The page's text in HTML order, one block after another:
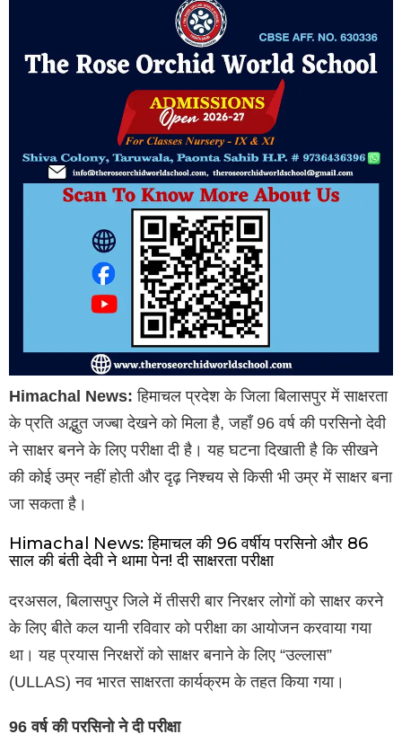
Himachal News: हिमाचल प्रदेश के जिला बिलासपुर में साक्षरता
के प्रति अद्भुत जज्बा देखने को मिला है, जहाँ 96 वर्ष की परसिनो देवी
ने साक्षर बनने के लिए परीक्षा दी है। यह घटना दिखाती है कि सीखने
की कोई उम्र नहीं होती और दृढ़ निश्चय से किसी भी उम्र में साक्षर बना
जा सकता है।
Himachal News: हिमाचल की 96 वर्षीय परसिनो और 86
साल की बंती देवी ने थामा पेन! दी साक्षरता परीक्षा
दरअसल, बिलासपुर जिले में तीसरी बार निरक्षर लोगों को साक्षर करने
के लिए बीते कल यानी रविवार को परीक्षा का आयोजन करवाया गया
था। यह प्रयास निरक्षरों को साक्षर बनाने के लिए “उल्लास”
(ULLAS) नव भारत साक्षरता कार्यक्रम के तहत किया गया।
96 वर्ष की परसिनो ने दी परीक्षा